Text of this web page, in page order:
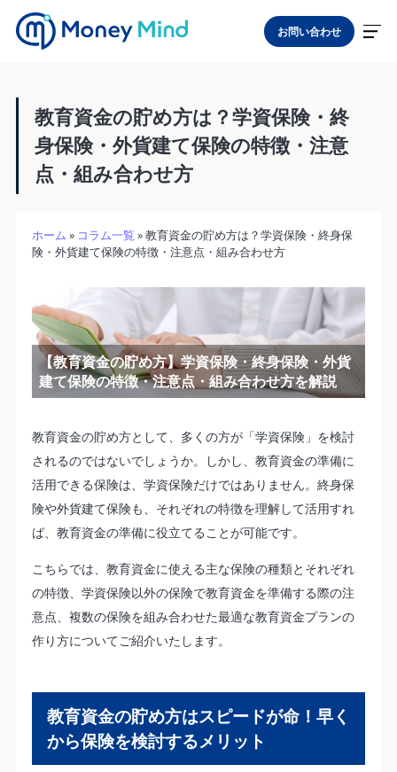
お問い合わせ
教育資金の貯め方は？学資保険・終
身保険・外貨建て保険の特徴・注意
点・組み合わせ方
ホーム » コラム一覧 »教育資金の貯め方は？学資保険・終身保
険・外貨建て保険の特徴・注意点・組み合わせ方
【教育資金の貯め方】学資保険・終身保険・外貨
建て保険の特徴・注意点・組み合わせ方を解説
教育資金の貯め方として、多くの方が「学資保険」を検討
されるのではないでしょうか。しかし、教育資金の準備に
活用できる保険は、学資保険だけではありません。終身保
険や外貨建て保険も、それぞれの特徴を理解して活用すれ
ば、教育資金の準備に役立てることが可能です。
こちらでは、教育資金に使える主な保険の種類とそれぞれ
の特徴、学資保険以外の保険で教育資金を準備する際の注
意点、複数の保険を組み合わせた最適な教育資金プランの
作り方についてご紹介いたします。
教育資金の貯め方はスピードが命！早く
から保険を検討するメリット